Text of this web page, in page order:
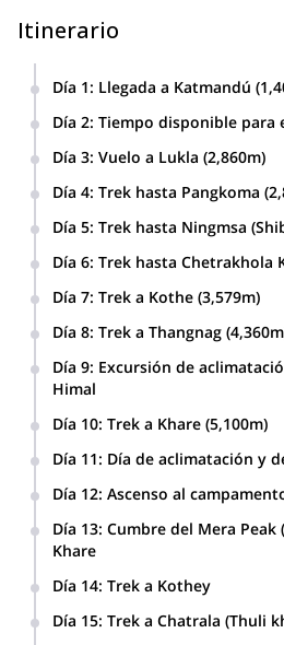
Itinerario
Día 1: Llegada a Katmandú
Día 2: Tiempo disponible para
Día 3: Vuelo a Lukla (2,860m)
Día 4: Trek hasta Pangkoma
Día 5: Trek hasta Ningmsa
Día 6: Trek hasta Chetrakhola
Día 7: Trek a Kothe (3,579m)
Día 8: Trek a Thangnag
Día 9: Excursión de
Himal
Día 10: Trek a Khare (5,100m)
Día 11: Día de aclimatación y
Día 12: Ascenso al
Día 13: Cumbre del Mera Peak
Khare
Día 14: Trek a Kothey
Día 15: Trek a Chatrala (Thuli